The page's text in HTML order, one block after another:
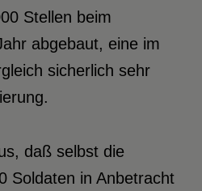
Stellen beim
abgebaut, eine im
sicherlich sehr
daß selbst die
Soldaten in Anbetracht